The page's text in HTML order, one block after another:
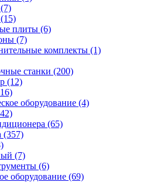
(7)
(15)
плиты (6)
(7)
комплекты (1)
станки (200)
(12)
оборудование (4)
(65)
(357)
(7)
(6)
оборудование (69)